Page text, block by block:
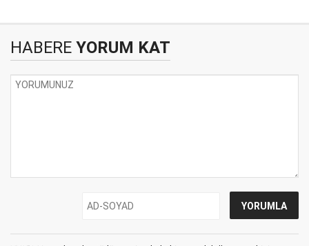
HABERE YORUM KAT